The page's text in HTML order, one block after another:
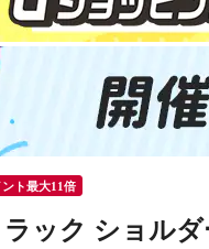
ト最大11倍
ック ショル